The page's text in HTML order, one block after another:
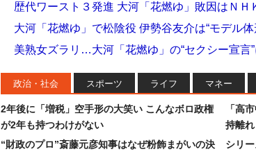
歴代ワースト３発進 大河「花燃ゆ」敗因はＮＨ
大河「花燃ゆ」で松陰役 伊勢谷友介は“モデル体
美熟女ズラリ…大河「花燃ゆ」の“セクシー宣言
政治・社会 スポーツ ライフ マネー
2年後に「増税」空手形の大笑い こんなボロ政権
が2年も持つわけがない
“財政のプロ”斎藤元彦知事はなぜ粉飾まがいの決
「高
持離
シリ